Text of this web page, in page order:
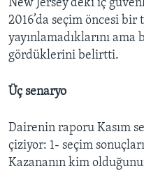
New Jersey’deki iç
2016’da seçim öncesi
yayınlamadıklarını
gördüklerini belirtti.
Üç senaryo
Dairenin raporu Kasım
çiziyor: 1- seçim
Kazananın kim